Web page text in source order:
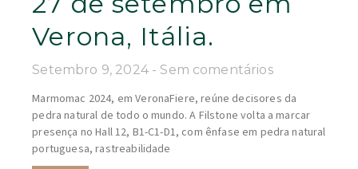
Verona, Itália.
Setembro 9, 2024 Sem comentários
Marmomac 2024, em VeronaFiere, reúne decisores da
pedra natural de todo o mundo. A Filstone volta a marcar
presença no Hall 12, B1-C1-D1, com ênfase em pedra natural
portuguesa, rastreabilidade